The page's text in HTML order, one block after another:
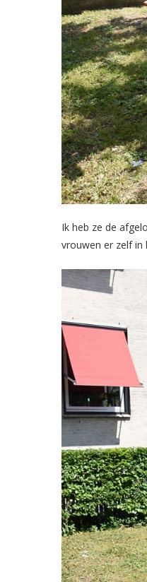
Ik heb ze de
vrouwen er zelf in